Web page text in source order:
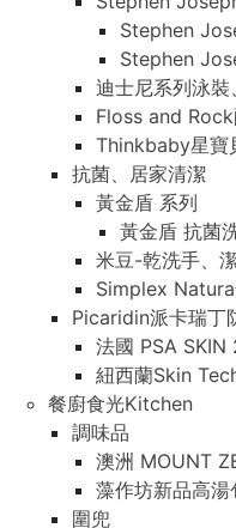
Stephen
Stephen
迪士尼系列泳裝
Floss and
Thinkbaby星寶
抗菌、居家清潔
黃金盾 系列
黃金盾 抗菌
米豆-乾洗手、
Simplex
Picaridin派卡瑞丁
法國 PSA SKIN
紐西蘭Skin
餐廚食光Kitchen
調味品
澳洲 MOUNT
藻作坊新品高湯
圍兜